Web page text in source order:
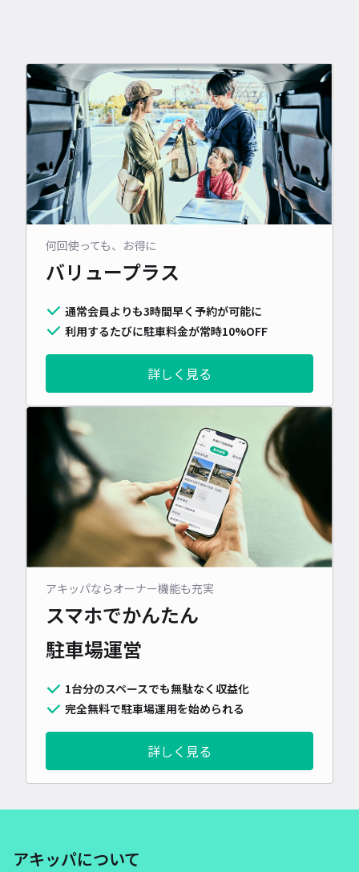
何回使っても、お得に
バリュープラス
通常会員よりも3時間早く予約が可能に
利用するたびに駐車料金が常時10%OFF
詳しく見る
アキッパならオーナー機能も充実
スマホでかんたん
駐車場運営
1台分のスペースでも無駄なく収益化
完全無料で駐車場運用を始められる
詳しく見る
アキッパについて